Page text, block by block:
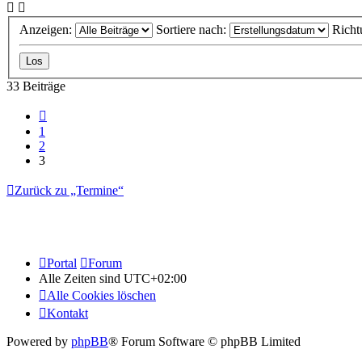
Anzeigen: Sortiere nach:
33 Beiträge
1
2
3
Zurück zu „Termine“
Portal
Forum
Alle Zeiten sind UTC+02:00
Alle Cookies löschen
Kontakt
Powered by phpBB® Forum Software © phpBB Limited